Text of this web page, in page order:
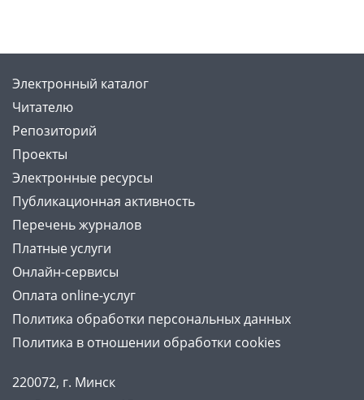
Электронный каталог
Читателю
Репозиторий
Проекты
Электронные ресурсы
Публикационная активность
Перечень журналов
Платные услуги
Онлайн-сервисы
Оплата online-услуг
Политика обработки персональных данных
Политика в отношении обработки cookies
220072, г. Минск